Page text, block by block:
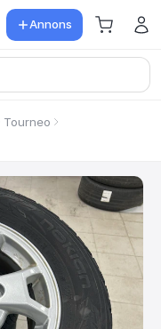
Annons
Tourneo